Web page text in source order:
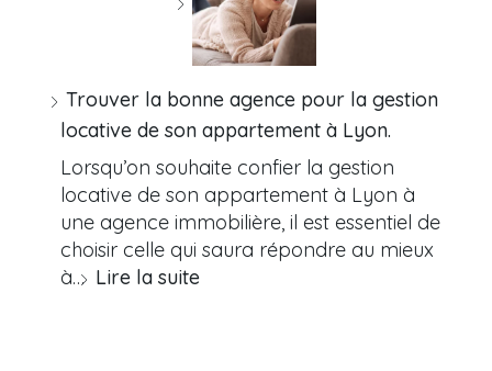
Trouver la bonne agence pour la gestion
locative de son appartement à Lyon.
Lorsqu’on souhaite confier la gestion
locative de son appartement à Lyon à
une agence immobilière, il est essentiel de
choisir celle qui saura répondre au mieux
à… Lire la suite